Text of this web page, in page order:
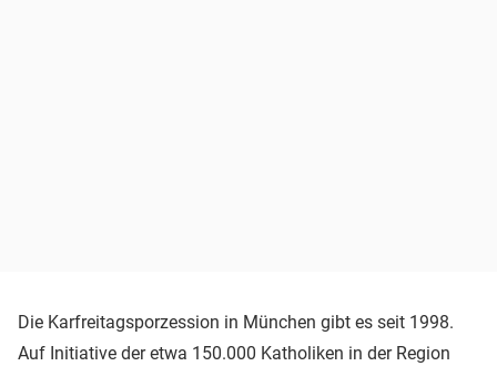
Die Karfreitagsporzession in München gibt es seit 1998.
Auf Initiative der etwa 150.000 Katholiken in der Region